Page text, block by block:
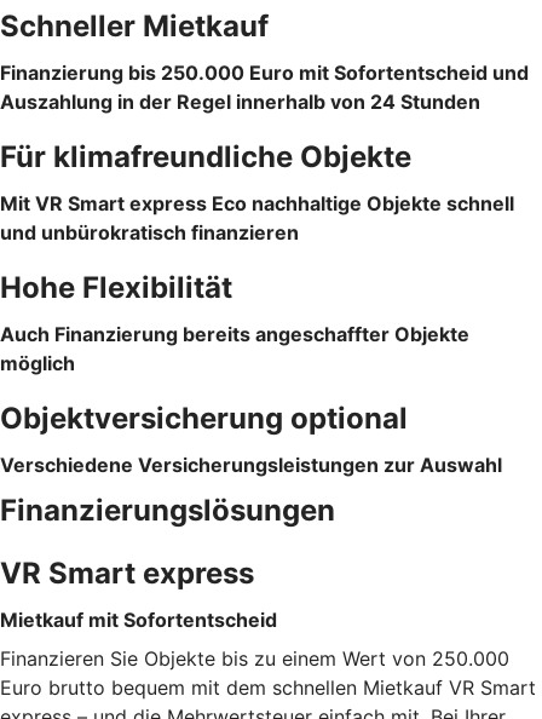
Schneller Mietkauf
Finanzierung bis 250.000 Euro mit Sofortentscheid und
Auszahlung in der Regel innerhalb von 24 Stunden
Für klimafreundliche Objekte
Mit VR Smart express Eco nachhaltige Objekte schnell
und unbürokratisch finanzieren
Hohe Flexibilität
Auch Finanzierung bereits angeschaffter Objekte
möglich
Objektversicherung optional
Verschiedene Versicherungsleistungen zur Auswahl
Finanzierungslösungen
VR Smart express
Mietkauf mit Sofortentscheid
Finanzieren Sie Objekte bis zu einem Wert von 250.000
Euro brutto bequem mit dem schnellen Mietkauf VR Smart